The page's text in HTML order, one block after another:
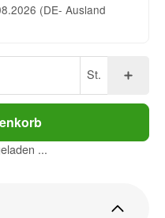
(DE- Ausland
St.
...